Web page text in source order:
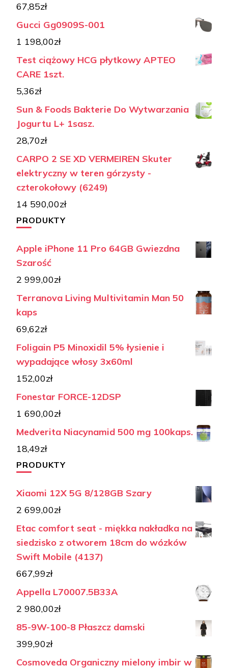
67,85zł
Gucci Gg0909S-001
1 198,00zł
Test ciążowy HCG płytkowy APTEO
CARE 1szt.
5,36zł
Sun & Foods Bakterie Do Wytwarzania
Jogurtu L+ 1sasz.
28,70zł
CARPO 2 SE XD VERMEIREN Skuter
elektryczny w teren górzysty -
czterokołowy (6249)
14 590,00zł
PRODUKTY
Apple iPhone 11 Pro 64GB Gwiezdna
Szarość
2 999,00zł
Terranova Living Multivitamin Man 50
kaps
69,62zł
Foligain P5 Minoxidil 5% łysienie i
wypadające włosy 3x60ml
152,00zł
Fonestar FORCE-12DSP
1 690,00zł
Medverita Niacynamid 500 mg 100kaps.
18,49zł
PRODUKTY
Xiaomi 12X 5G 8/128GB Szary
2 699,00zł
Etac comfort seat - miękka nakładka na
siedzisko z otworem 18cm do wózków
Swift Mobile (4137)
667,99zł
Appella L70007.5B33A
2 980,00zł
85-9W-100-8 Płaszcz damski
399,90zł
Cosmoveda Organiczny mielony imbir w